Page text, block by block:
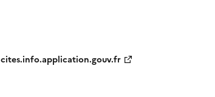
cites.info.application.gouv.fr